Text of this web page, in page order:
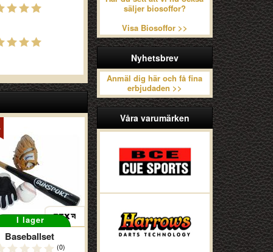
säljer biosoffor?
Visa Biosoffor >>
Nyhetsbrev
Anmäl dig här och få fina
erbjudaden >>
Våra varumärken
I lager
Baseballset
(0)